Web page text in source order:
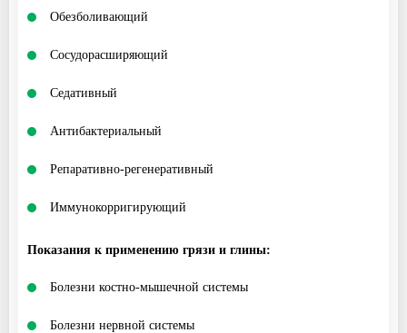
Обезболивающий
Cосудорасширяющий
Седативный
Антибактериальный
Репаративно-регенеративный
Иммунокорригирующий
Показания к применению грязи и глины:
Болезни костно-мышечной системы
Болезни нервной системы